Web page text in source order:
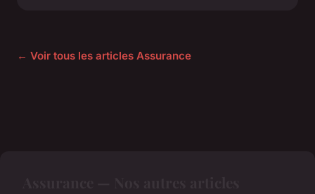
← Voir tous les articles Assurance